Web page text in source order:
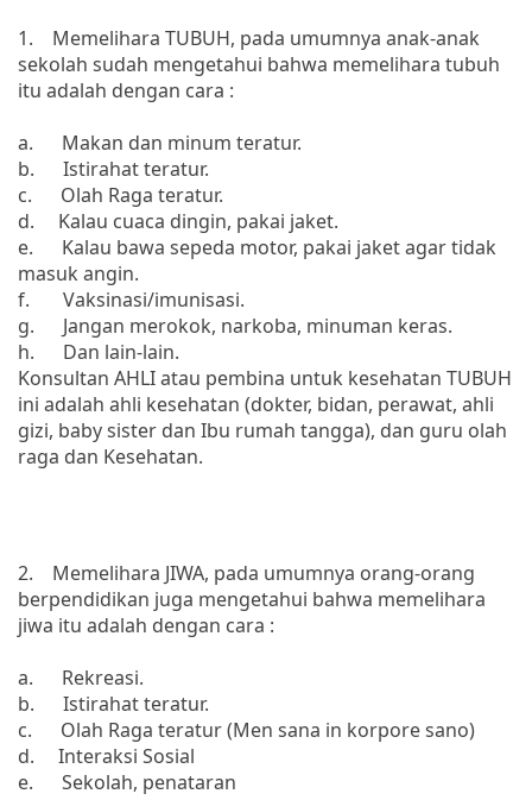
1. Memelihara TUBUH, pada umumnya anak-anak
sekolah sudah mengetahui bahwa memelihara tubuh
itu adalah dengan cara :
a. Makan dan minum teratur.
b. Istirahat teratur.
c. Olah Raga teratur.
d. Kalau cuaca dingin, pakai jaket.
e. Kalau bawa sepeda motor, pakai jaket agar tidak
masuk angin.
f. Vaksinasi/imunisasi.
g. Jangan merokok, narkoba, minuman keras.
h. Dan lain-lain.
Konsultan AHLI atau pembina untuk kesehatan TUBUH
ini adalah ahli kesehatan (dokter, bidan, perawat, ahli
gizi, baby sister dan Ibu rumah tangga), dan guru olah
raga dan Kesehatan.
2. Memelihara JIWA, pada umumnya orang-orang
berpendidikan juga mengetahui bahwa memelihara
jiwa itu adalah dengan cara :
a. Rekreasi.
b. Istirahat teratur.
c. Olah Raga teratur (Men sana in korpore sano)
d. Interaksi Sosial
e. Sekolah, penataran